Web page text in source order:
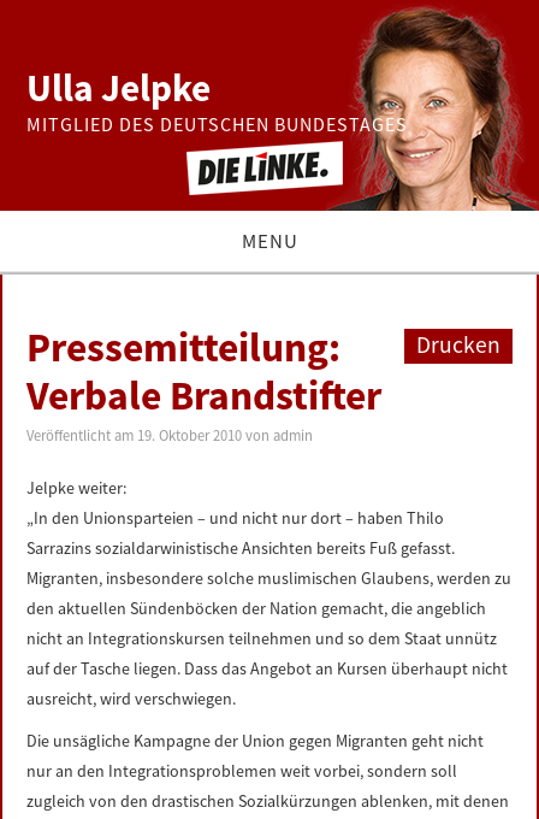
Ulla Jelpke
MITGLIED DES DEUTSCHEN BUNDESTAGES
MENU
BUNDESTAG
PRESSE
ZUR PERSON
LINKS
DATENSCHUTZERKLÄRUNG
IMPRESSUM
Drucken
Pressemitteilung:
Verbale Brandstifter
Veröffentlicht am 19. Oktober 2010 vonadmin
Jelpke weiter:
„In den Unionsparteien – und nicht nur dort – haben Thilo
Sarrazins sozialdarwinistische Ansichten bereits Fuß gefasst.
Migranten, insbesondere solche muslimischen Glaubens, werden zu
den aktuellen Sündenböcken der Nation gemacht, die angeblich
nicht an Integrationskursen teilnehmen und so dem Staat unnütz
auf der Tasche liegen. Dass das Angebot an Kursen überhaupt nicht
ausreicht, wird verschwiegen.
Die unsägliche Kampagne der Union gegen Migranten geht nicht
nur an den Integrationsproblemen weit vorbei, sondern soll
zugleich von den drastischen Sozialkürzungen ablenken, mit denen